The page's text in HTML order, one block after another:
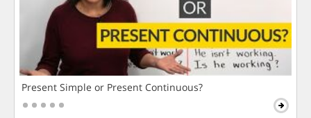
Present Simple or Present Continuous?